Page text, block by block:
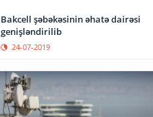
Bakcell şəbəkəsinin əhatə dairəsi
genişləndirilib
24-07-2019